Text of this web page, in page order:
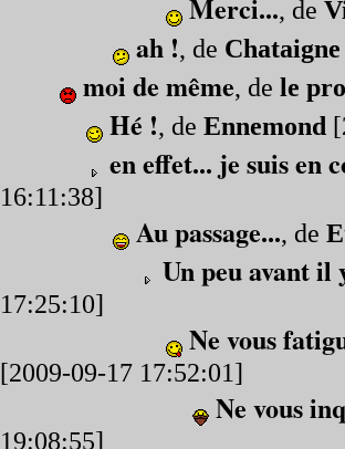
Merci..., de
ah !, de Chataigne
moi de même, de le
Hé !, de Ennemond
en effet... je suis en
16:11:38]
Au passage..., de
Un peu avant il
17:25:10]
Ne vous
[2009-09-17 17:52:01]
Ne vous
19:08:55]